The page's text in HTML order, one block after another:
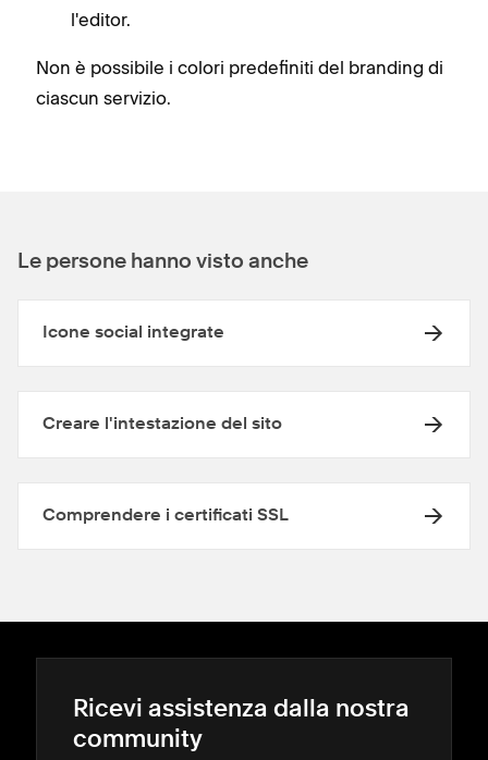
l'editor.
Non è possibile i colori predefiniti del branding di
ciascun servizio.
Le persone hanno visto anche
Icone social integrate
Creare l'intestazione del sito
Comprendere i certificati SSL
Ricevi assistenza dalla nostra
community